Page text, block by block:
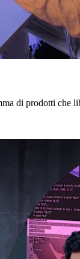
di prodotti che